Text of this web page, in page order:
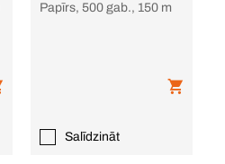
Papīrs, 500 gab., 150 m
Salīdzināt